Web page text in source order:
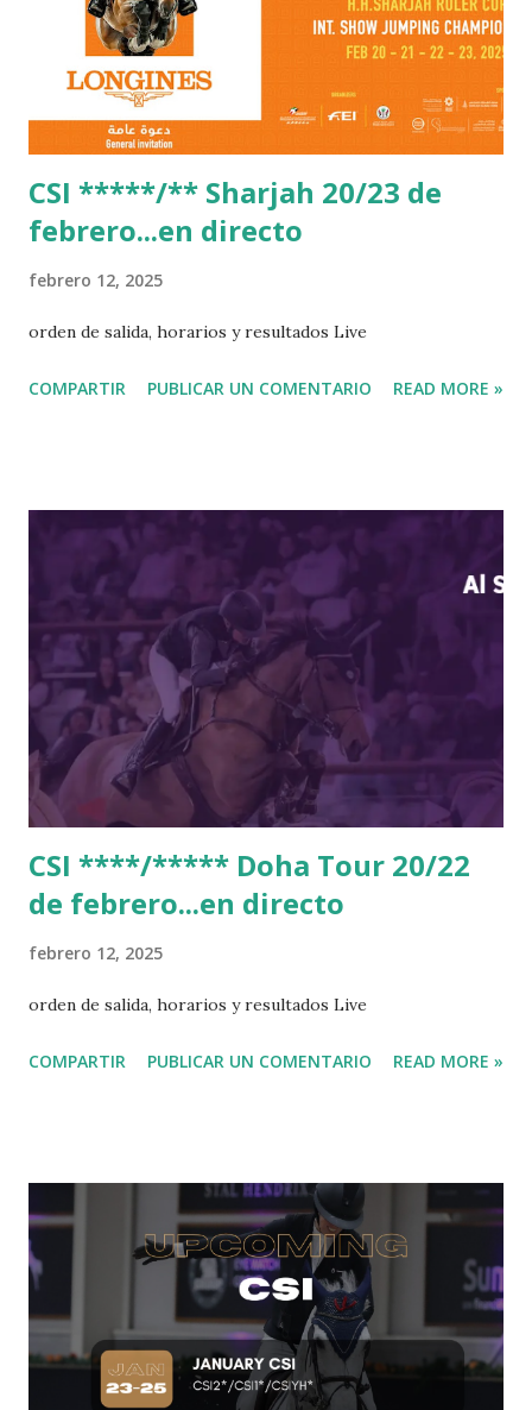
CSI *****/** Sharjah 20/23 de
febrero...en directo
febrero 12, 2025
orden de salida, horarios y resultados Live
COMPARTIR PUBLICAR UN COMENTARIO READ MORE »
CSI ****/***** Doha Tour 20/22
de febrero...en directo
febrero 12, 2025
orden de salida, horarios y resultados Live
COMPARTIR PUBLICAR UN COMENTARIO READ MORE »